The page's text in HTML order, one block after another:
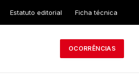
Estatuto editorial Ficha técnica
OCORRÊNCIAS